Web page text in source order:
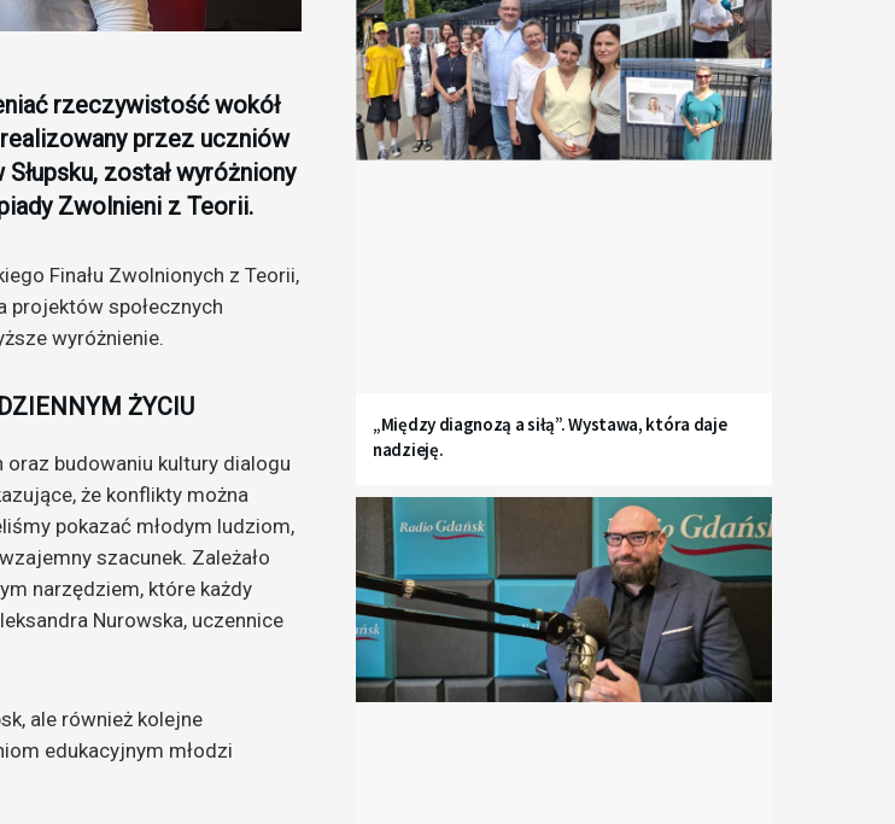
rzeczywistość wokół
przez uczniów
został wyróżniony
Zwolnieni z Teorii.
Finału Zwolnionych z Teorii,
projektów społecznych
wyróżnienie.
ŻYCIU
budowaniu kultury dialogu
że konflikty można
pokazać młodym ludziom,
szacunek. Zależało
narzędziem, które każdy
Nurowska, uczennice
ale również kolejne
edukacyjnym młodzi
„Między diagnozą a siłą”. Wystawa, która daje
nadzieję.